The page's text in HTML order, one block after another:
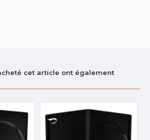
cet article ont également